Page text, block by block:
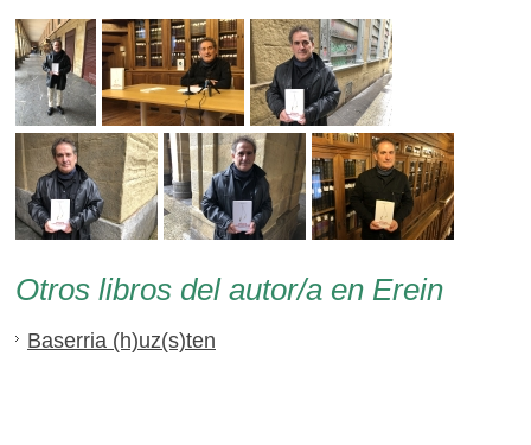
Otros libros del autor/a en Erein
Baserria (h)uz(s)ten